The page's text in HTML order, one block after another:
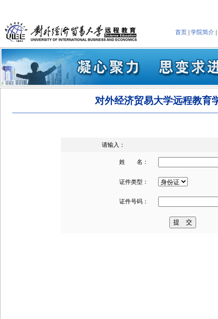
首页 学院简介
对外经济贸易大学远程教育
请输入：
姓 名：
证件类型：
证件号码：